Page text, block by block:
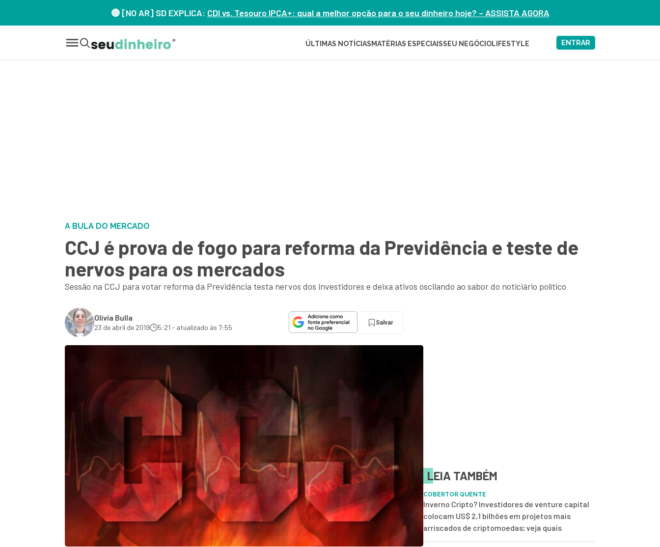
🔴 [NO AR] SD EXPLICA: CDI vs. Tesouro IPCA+: qual a melhor opção para o seu dinheiro hoje? – ASSISTA AGORA
ÚLTIMAS NOTÍCIAS MATÉRIAS ESPECIAISSEU NEGÓCIOLIFESTYLE ENTRAR
A BULA DO MERCADO
CCJ é prova de fogo para reforma da Previdência e teste de
nervos para os mercados
Sessão na CCJ para votar reforma da Previdência testa nervos dos investidores e deixa ativos oscilando ao sabor do noticiário político
Olivia Bulla
23 de abril de 2019 5:21 - atualizado às 7:55
Salvar
LEIA TAMBÉM
COBERTOR QUENTE
Inverno Cripto? Investidores de venture capital
colocam US$ 2,1 bilhões em projetos mais
arriscados de criptomoedas; veja quais